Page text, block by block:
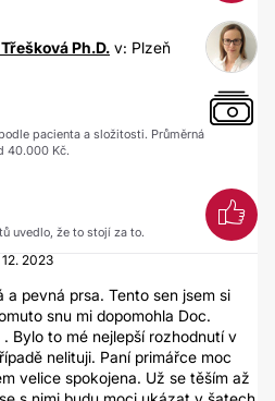
Ph.D. v: Plzeň
pacienta a složitosti. Průměrná
40.000 Kč.
uvedlo, že to stojí za to.
2023
pevná prsa. Tento sen jsem si
snu mi dopomohla Doc.
Bylo to mé nejlepší rozhodnutí v
nelituji. Paní primářce moc
velice spokojena. Už se těším až